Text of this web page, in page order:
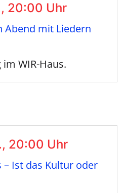
20:00 Uhr
Abend mit Liedern
WIR-Haus.
20:00 Uhr
– Ist das Kultur oder